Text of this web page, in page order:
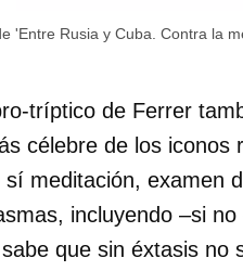
'Entre Rusia y Cuba. Contra la
tríptico de Ferrer
célebre de los iconos
sí meditación, examen
incluyendo –si
que sin éxtasis no